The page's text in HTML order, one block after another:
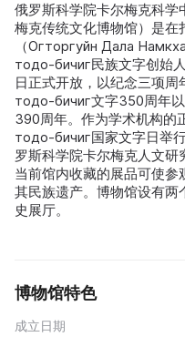
俄罗斯科学院卡尔梅克科
梅克传统文化博物馆）是
（Огторгуйн Дала
тодо-бичиг民族文字创始
日正式开放，以纪念三项周
тодо-бичиг文字350周年
390周年。作为学术机构
тодо-бичиг国家文字日举
罗斯科学院卡尔梅克人文研
当前馆内收藏的展品可使参
其民族遗产。博物馆设有
史展厅。
博物馆特色
成立日期